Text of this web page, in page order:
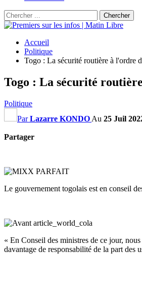
Accueil
Politique
Togo : La sécurité routière à l'ordre
Togo : La sécurité
Politique
ParLazarre KONDO Au 25 Juil
Partager
Le gouvernement togolais est en conseil
« En Conseil des ministres de ce jour,
davantage de responsabilité de la part des